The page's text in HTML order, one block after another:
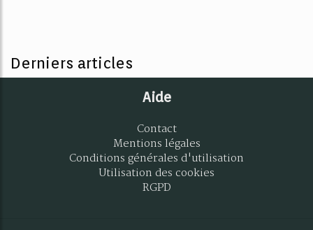
Derniers articles
Aide
Contact
Mentions légales
Conditions générales d'utilisation
Utilisation des cookies
RGPD